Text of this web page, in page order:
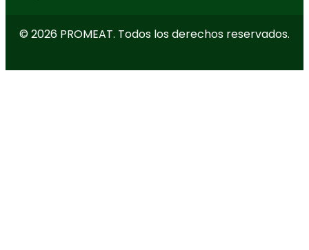
© 2026 PROMEAT. Todos los derechos reservados.